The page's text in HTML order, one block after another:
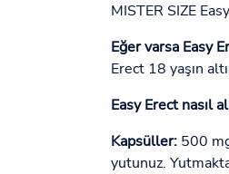
MISTER SIZE
Eğer varsa Easy
Erect 18 yaşın
Easy Erect nasıl
Kapsüller: 500
yutunuz.